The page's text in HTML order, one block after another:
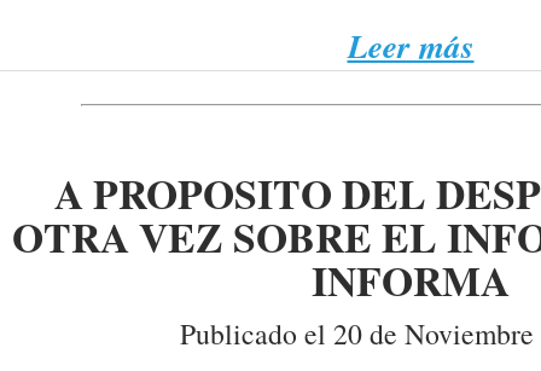
Leer más
A PROPOSITO DEL
OTRA VEZ SOBRE EL
INFORMA
Publicado el 20 de